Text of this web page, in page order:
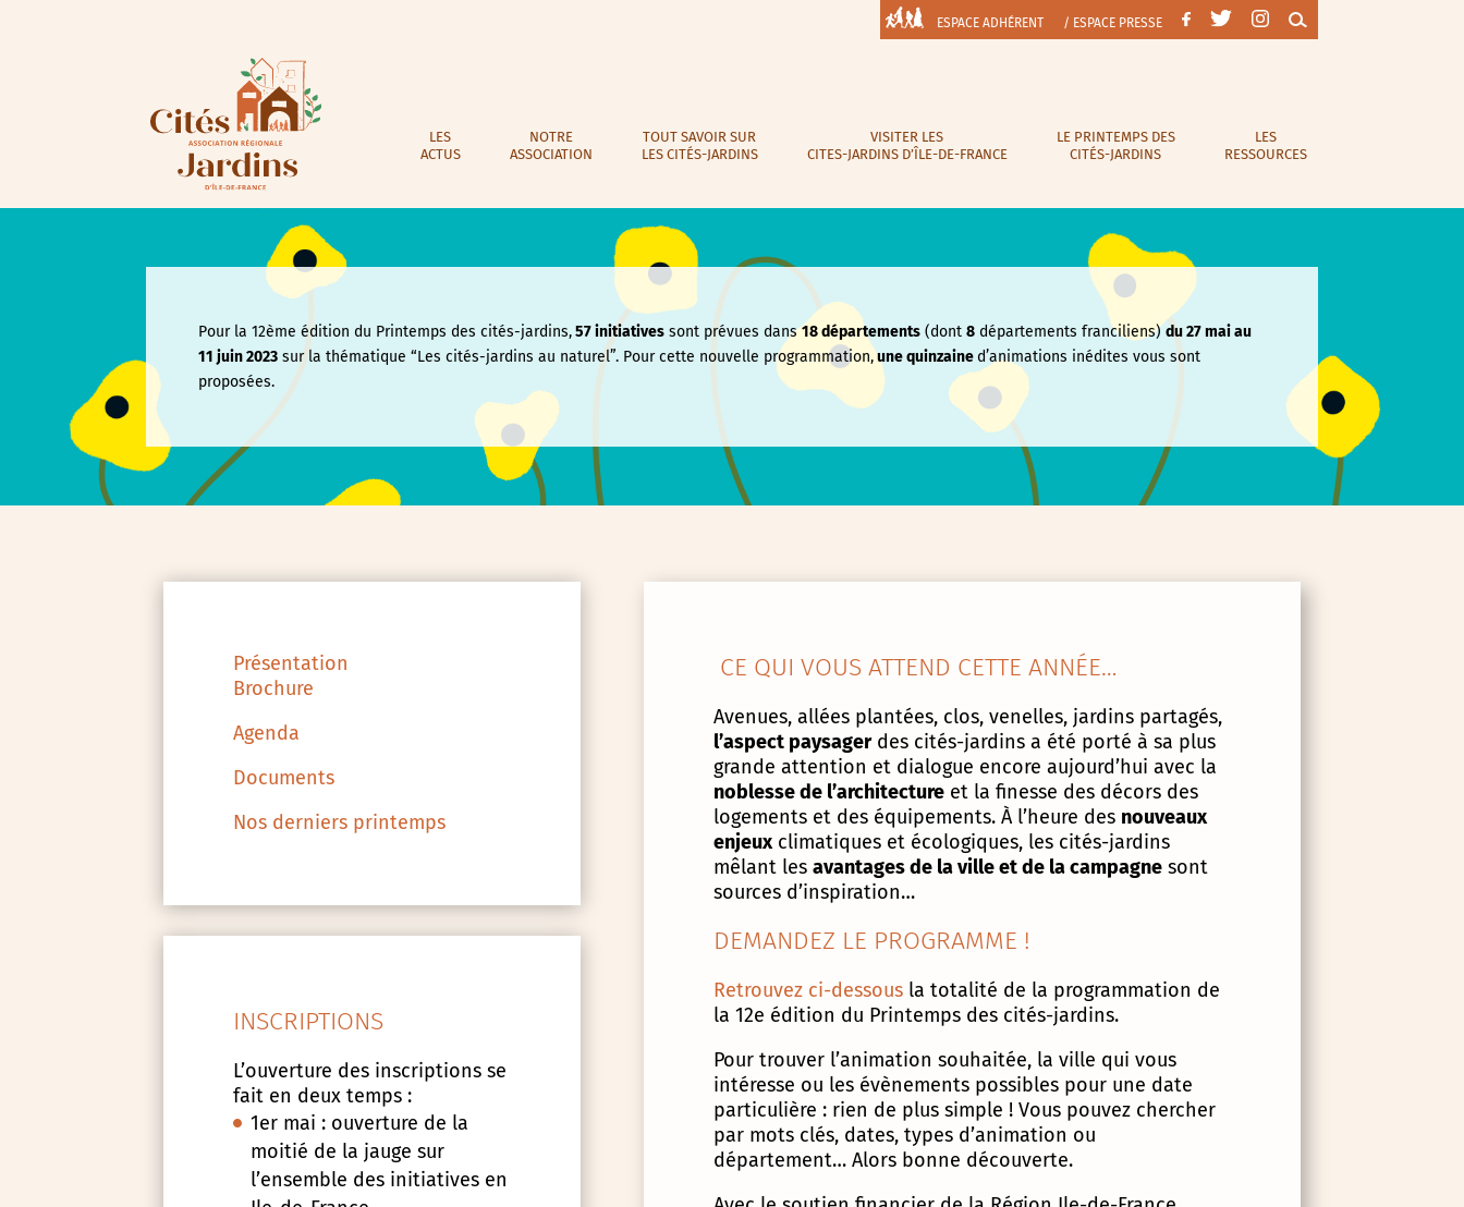
ESPACE ADHÉRENT / ESPACE PRESSE
LES
ACTUS
NOTRE
ASSOCIATION
TOUT SAVOIR SUR
LES CITÉS-JARDINS
VISITER LES
CITES-JARDINS D’ÎLE-DE-FRANCE
LE PRINTEMPS DES
CITÉS-JARDINS
LES
RESSOURCES
Pour la 12ème édition du Printemps des cités-jardins,57 initiatives sont prévues dans18 départements (dont8 départements franciliens)du 27 mai au
11 juin2023 sur la thématique “Les cités-jardins au naturel”. Pour cette nouvelle programmation,une quinzaine d’animations inédites vous sont
proposées.
Présentation
Brochure
Agenda
Documents
Nos derniers printemps
INSCRIPTIONS
L’ouverture des inscriptions se
fait en deux temps :
1er mai : ouverture de la
moitié de la jauge sur
l’ensemble des initiatives en
CE QUI VOUS ATTEND CETTE ANNÉE…
Avenues, allées plantées, clos, venelles, jardins partagés,
l’aspect paysagerdes cités-jardins a été porté à sa plus
grande attention et dialogue encore aujourd’hui avec la
noblesse de l’architectureet la finesse des décors des
logements et des équipements. À l’heure des nouveaux
enjeuxclimatiques et écologiques, les cités-jardins
mêlant les avantages de la ville et de la campagnesont
sources d’inspiration…
DEMANDEZ LE PROGRAMME !
Retrouvez ci-dessousla totalité de la programmation de
la 12e édition du Printemps des cités-jardins.
Pour trouver l’animation souhaitée, la ville qui vous
intéresse ou les évènements possibles pour une date
particulière : rien de plus simple ! Vous pouvez chercher
par mots clés, dates, types d’animation ou
département… Alors bonne découverte.